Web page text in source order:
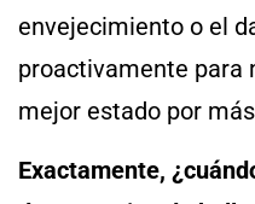
envejecimiento o el
proactivamente para
mejor estado por
Exactamente,